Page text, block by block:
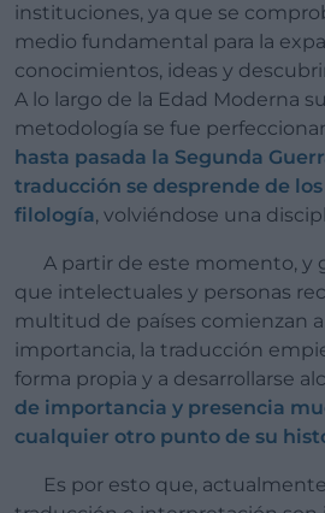
instituciones, ya que se
medio fundamental para la
conocimientos, ideas y
A lo largo de la Edad Moderna
metodología se fue
hasta pasada la Segunda
traducción se desprende de
filología, volviéndose una
A partir de este momento, y gracias también a
que intelectuales y personas
multitud de países comienzan
importancia, la traducción
forma propia y a desarrollarse
de importancia y presencia
cualquier otro punto de su
Es por esto que, actualmente, los estudios de